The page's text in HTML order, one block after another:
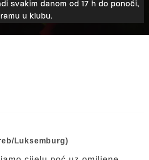
svakim danom od 17 h do ponoći,
u klubu.
Luksemburg)